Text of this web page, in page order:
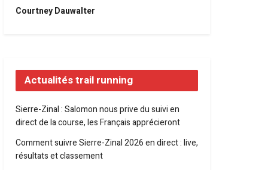
Courtney Dauwalter
Actualités trail running
Sierre-Zinal : Salomon nous prive du suivi en
direct de la course, les Français apprécieront
Comment suivre Sierre-Zinal 2026 en direct : live,
résultats et classement